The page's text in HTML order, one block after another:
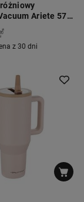
Ariete 572,
zł
*
z 30 dni